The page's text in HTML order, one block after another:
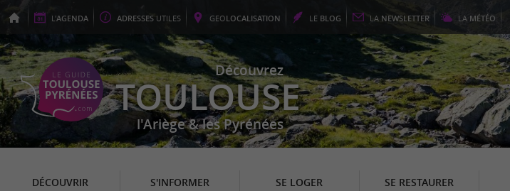
L'AGENDA ADRESSES UTILES GEOLOCALISATION LE BLOG LA NEWSLETTER LA MÉTÉO
Découvrez
TOULOUSE
l'Ariège & les Pyrénées
DÉCOUVRIR S'INFORMER SE LOGER SE RESTAURER